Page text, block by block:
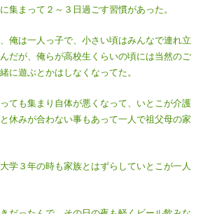
集まって２～３日過ごす習慣があった。
俺は一人っ子で、小さい頃はみんなで連れ立
だが、俺らが高校生くらいの頃には当然のご
に遊ぶとかはしなくなってた。
ても集まり自体が悪くなって、いとこが介護
休みが合わない事もあって一人で祖父母の家
学３年の時も家族とはずらしていとこが一人